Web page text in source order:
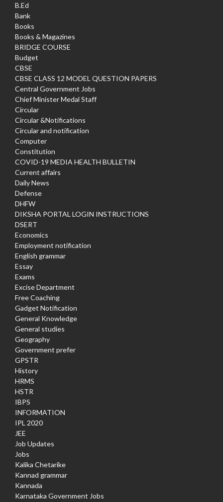
B.Ed
Bank
Books
Books & Magazines
BRIDGE COURSE
Budget
CBSE
CBSE CLASS 12 MODEL QUESTION PAPERS
Central Government Jobs
Chief Minister Medal Staff
Circular
Circular &Notifications
Circular and notification
Computer
Constitution
COVID-19 MEDIA HEALTH BULLETIN
Current affairs
Daily News
Defense
DHFW
DIKSHA PORTAL LOGIN INSTRUCTIONS
DSERT
Economics
Employment notification
English grammar
Essay
Exams
Excise Department
Free Coaching
Gadget Notification
General Knowledge
General studies
Geography
Government prefer
GPSTR
History
HRMS
HSTR
IBPS
INFORMATION
IPL 2020
JEE
Job Updates
Jobs
Kalika Chetarike
Kannad grammar
Kannada
Karnataka Government Jobs